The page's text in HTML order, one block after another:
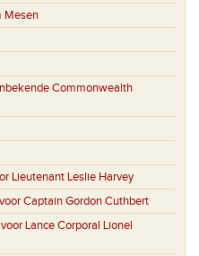
Mesen
Commonwealth
Lieutenant Leslie Harvey
Captain Gordon Cuthbert
Lance Corporal Lionel